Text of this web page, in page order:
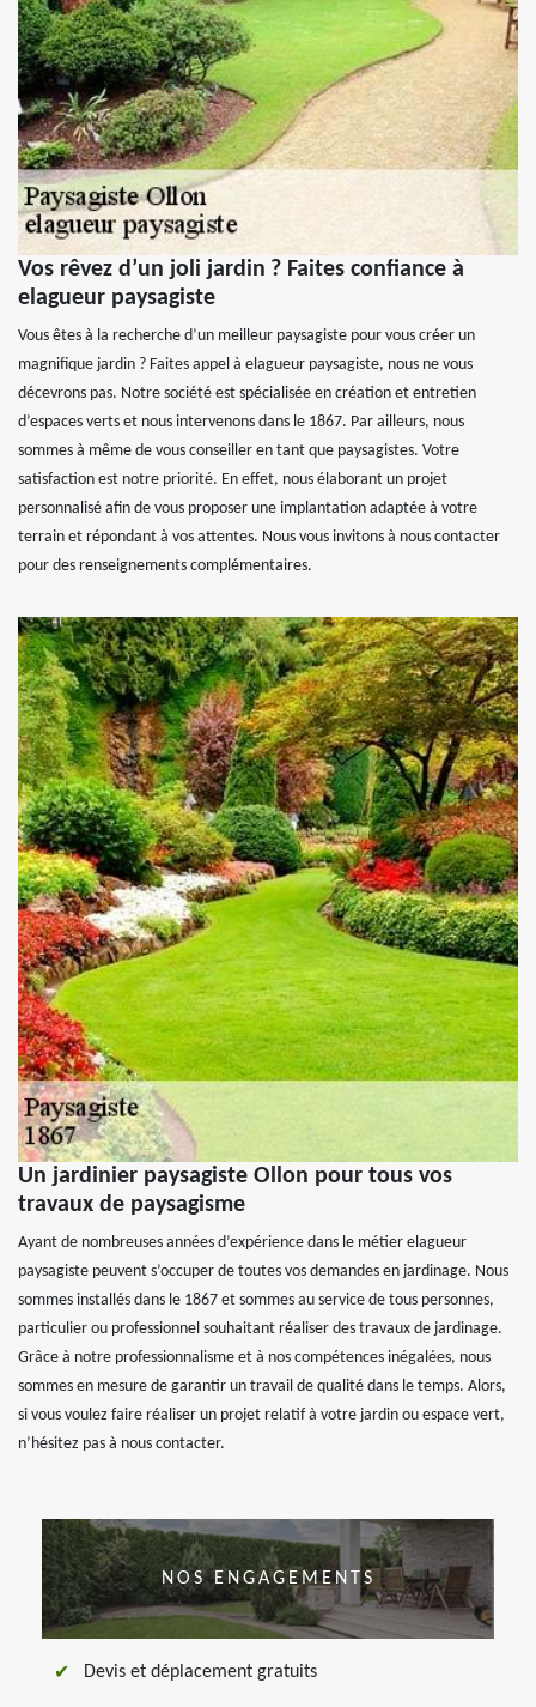
Vos rêvez d’un joli jardin ? Faites confiance à
elagueur paysagiste
Vous êtes à la recherche d’un meilleur paysagiste pour vous créer un
magnifique jardin ? Faites appel à elagueur paysagiste, nous ne vous
décevrons pas. Notre société est spécialisée en création et entretien
d’espaces verts et nous intervenons dans le 1867. Par ailleurs, nous
sommes à même de vous conseiller en tant que paysagistes. Votre
satisfaction est notre priorité. En effet, nous élaborant un projet
personnalisé afin de vous proposer une implantation adaptée à votre
terrain et répondant à vos attentes. Nous vous invitons à nous contacter
pour des renseignements complémentaires.
Un jardinier paysagiste Ollon pour tous vos
travaux de paysagisme
Ayant de nombreuses années d’expérience dans le métier elagueur
paysagiste peuvent s’occuper de toutes vos demandes en jardinage. Nous
sommes installés dans le 1867 et sommes au service de tous personnes,
particulier ou professionnel souhaitant réaliser des travaux de jardinage.
Grâce à notre professionnalisme et à nos compétences inégalées, nous
sommes en mesure de garantir un travail de qualité dans le temps. Alors,
si vous voulez faire réaliser un projet relatif à votre jardin ou espace vert,
n’hésitez pas à nous contacter.
NOS ENGAGEMENTS
Devis et déplacement gratuits